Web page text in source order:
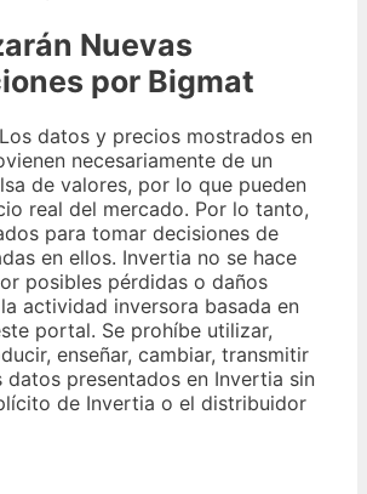
Nuevas
por Bigmat
Los datos y precios mostrados en
necesariamente de un
de valores, por lo que pueden
real del mercado. Por lo tanto,
para tomar decisiones de
en ellos. Invertia no se hace
posibles pérdidas o daños
actividad inversora basada en
portal. Se prohíbe utilizar,
enseñar, cambiar, transmitir
presentados en Invertia sin
de Invertia o el distribuidor